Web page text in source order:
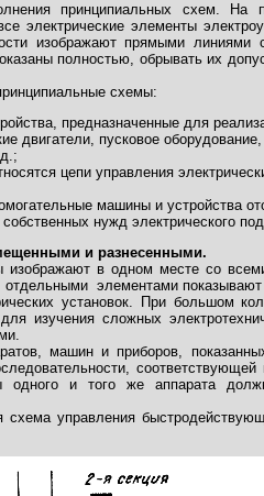
принципиальных схем. На
электрические элементы
изображают прямыми линиями
полностью, обрывать их
схемы:
предназначенные для
двигатели, пусковое
цепи управления
машины и устройства
нужд электрического
и разнесенными.
изображают в одном месте со
элементами
установок. При большом
изучения сложных
машин и приборов,
и того же аппарата
схема управления